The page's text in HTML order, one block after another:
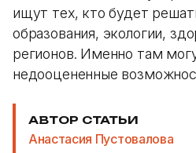
ищут тех, кто будет
образования, экологии,
регионов. Именно там
недооцененные
АВТОР СТАТЬИ
Анастасия Пустовалова